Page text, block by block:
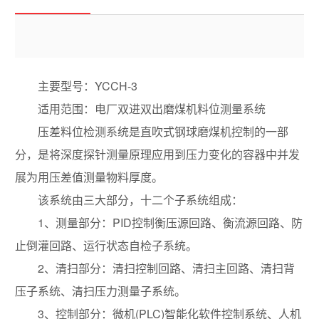
主要型号：YCCH-3
适用范围：电厂双进双出磨煤机料位测量系统
压差料位检测系统是直吹式钢球磨煤机控制的一部
分，是将深度探针测量原理应用到压力变化的容器中并发
展为用压差值测量物料厚度。
该系统由三大部分，十二个子系统组成：
1、测量部分：PID控制衡压源回路、衡流源回路、防
止倒灌回路、运行状态自检子系统。
2、清扫部分：清扫控制回路、清扫主回路、清扫背
压子系统、清扫压力测量子系统。
3、控制部分：微机(PLC)智能化软件控制系统、人机